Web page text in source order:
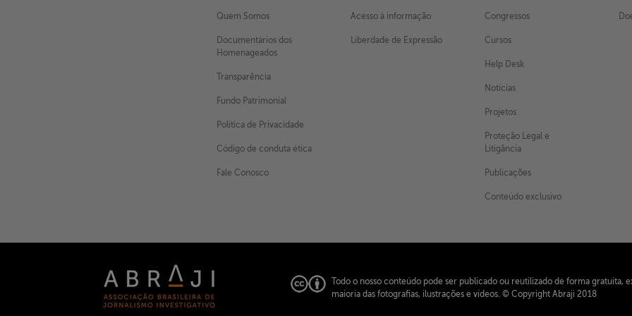
Quem Somos
Documentários dos
Homenageados
Transparência
Fundo Patrimonial
Política de Privacidade
Código de conduta ética
Fale Conosco
Acesso à informação
Liberdade de Expressão
Congressos
Cursos
Help Desk
Notícias
Projetos
Proteção Legal e
Litigância
Publicações
Conteúdo exclusivo
Todo o nosso conteúdo pode ser publicado ou reutilizado de forma gratuita,
maioria das fotografias, ilustrações e vídeos. © Copyright Abraji 2018